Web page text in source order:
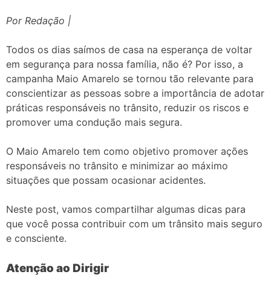
Por Redação |
Todos os dias saímos de casa na esperança de voltar
em segurança para nossa família, não é? Por isso, a
campanha Maio Amarelo se tornou tão relevante para
conscientizar as pessoas sobre a importância de adotar
práticas responsáveis no trânsito, reduzir os riscos e
promover uma condução mais segura.
O Maio Amarelo tem como objetivo promover ações
responsáveis no trânsito e minimizar ao máximo
situações que possam ocasionar acidentes.
Neste post, vamos compartilhar algumas dicas para
que você possa contribuir com um trânsito mais seguro
e consciente.
Atenção ao Dirigir